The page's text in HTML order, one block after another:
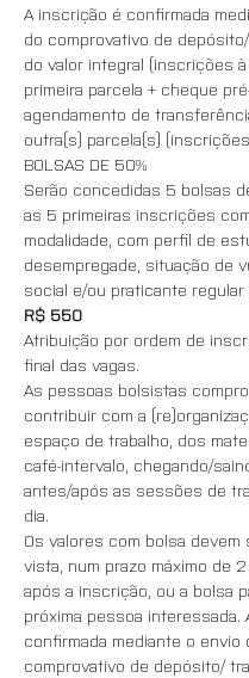
A inscrição é confirmada
do comprovativo de
do valor integral (inscrições
primeira parcela + cheque
agendamento de
outra(s) parcela(s)
BOLSAS DE 50%
Serão concedidas 5 bolsas
as 5 primeiras inscrições
modalidade, com perfil de
desempregade, situação de
social e/ou praticante regular
R$ 550
Atribuição por ordem de
final das vagas.
As pessoas bolsistas
contribuir com a
espaço de trabalho, dos
café-intervalo, chegando/
antes/após as sessões de
dia.
Os valores com bolsa devem
vista, num prazo máximo de
após a inscrição, ou a bolsa
próxima pessoa interessada.
confirmada mediante o envio
comprovativo de depósito/